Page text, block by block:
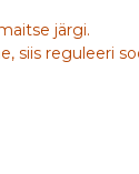
järgi.
siis reguleeri